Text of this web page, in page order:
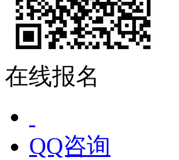
在线报名
QQ咨询